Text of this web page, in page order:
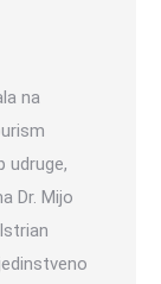
na
udruge,
Dr. Mijo